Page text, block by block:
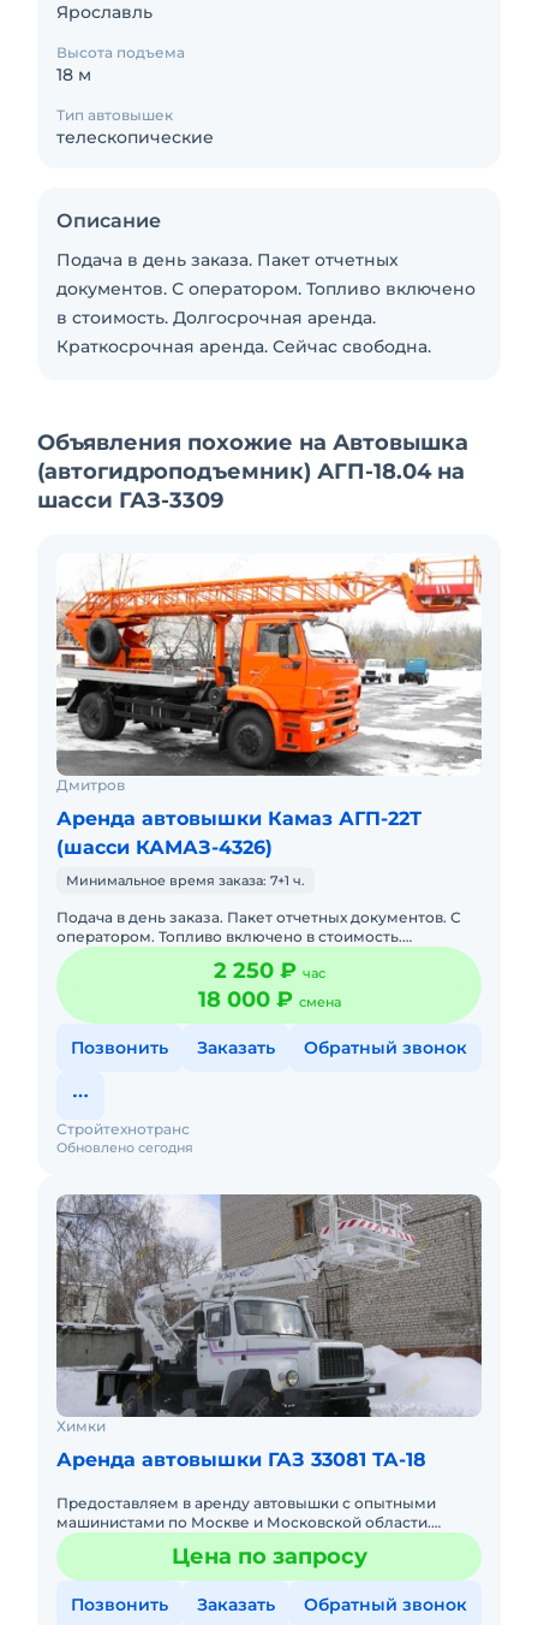
Ярославль
Высота подъема
18 м
Тип автовышек
телескопические
Описание
Подача в день заказа. Пакет отчетных
документов. С оператором. Топливо включено
в стоимость. Долгосрочная аренда.
Краткосрочная аренда. Сейчас свободна.
Объявления похожие на Автовышка
(автогидроподъемник) АГП-18.04 на
шасси ГАЗ-3309
Дмитров
Аренда автовышки Камаз АГП-22Т
(шасси КАМАЗ-4326)
Минимальное время заказа: 7+1 ч.
Подача в день заказа. Пакет отчетных документов. С
оператором. Топливо включено в стоимость.
Долгосрочная аренда. Краткосрочная аренда. Техника
с малой наработк
2 250 ₽ час
18 000 ₽ смена
Позвонить Заказать Обратный звонок
Обновлено сегодня
Стройтехнотранс
Химки
Аренда автовышки ГАЗ 33081 ТА-18
Предоставляем в аренду автовышки с опытными
машинистами по Москве и Московской области.
Любой вид аренды. Долгосрочный, краткосрочный
(почасовой, посменный) При
Цена по запросу
Позвонить Заказать Обратный звонок